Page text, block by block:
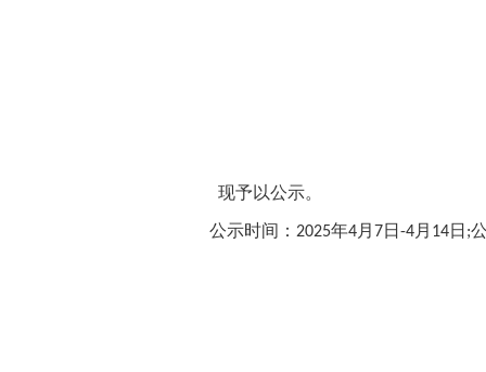
现予以公示。
公示时间： 2025年4月 7日 -4月 14日 ;